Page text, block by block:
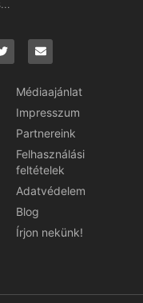
Médiaajánlat
Impresszum
Partnereink
Felhasználási
feltételek
Adatvédelem
Blog
Írjon nekünk!